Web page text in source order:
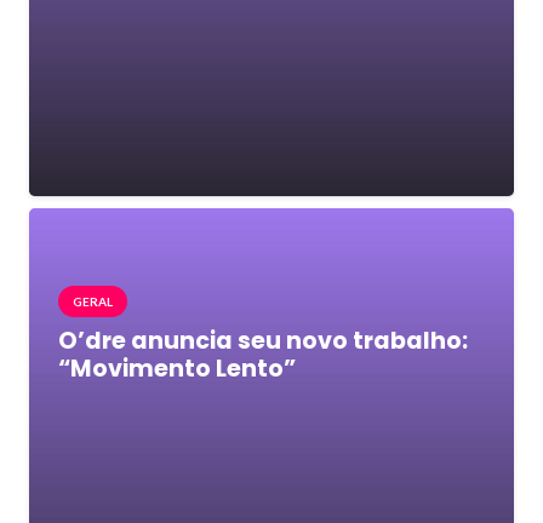
GERAL
O’dre anuncia seu novo trabalho:
“Movimento Lento”